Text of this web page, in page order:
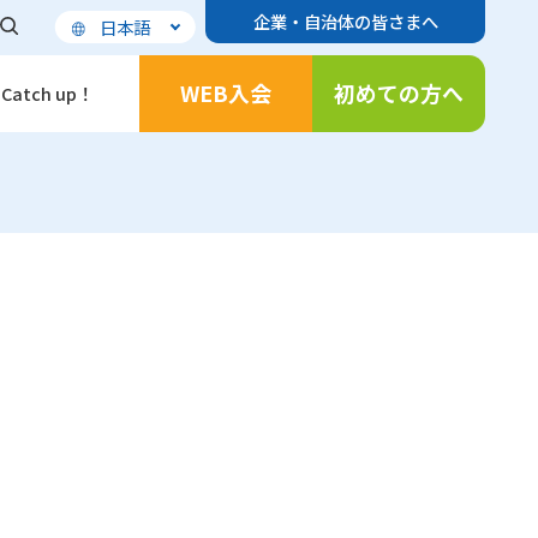
日本語 企業・自治体の皆さまへ
Catch up！ WEB入会 初めての方へ